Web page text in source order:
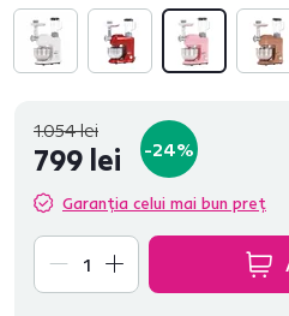
1.054 lei
799 lei -24%
Garanția celui mai bun preț